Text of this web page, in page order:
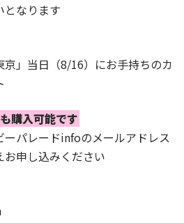
なります
京」当日（8/16）にお手持ちのカ
購入可能です
ーパレードinfoのメールアドレス
お申し込みください